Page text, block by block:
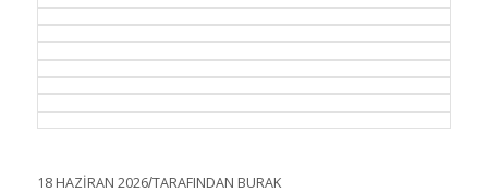
18 HAZIRAN 2026/TARAFINDAN BURAK